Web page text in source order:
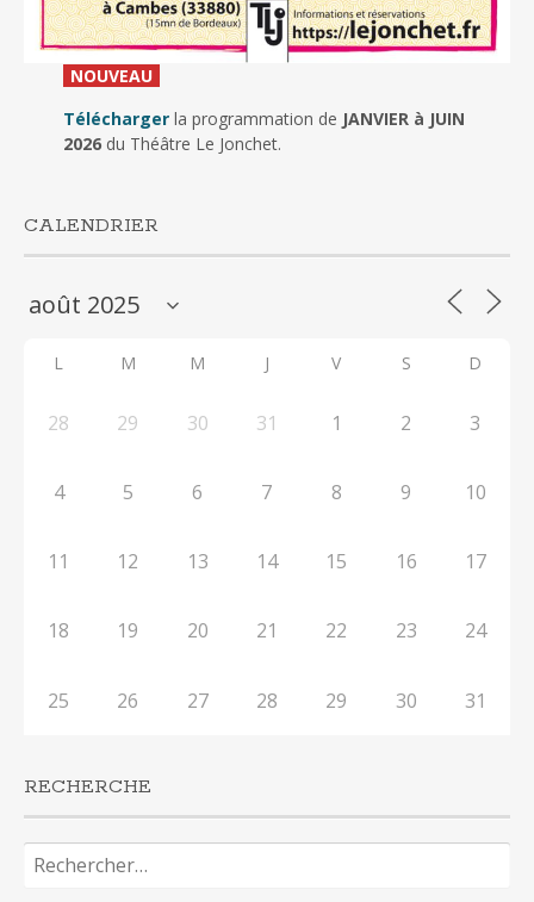
NOUVEAU_
Télécharger la programmation de JANVIER à JUIN
2026du Théâtre Le Jonchet.
CALENDRIER
L M M J V S D
28 29 30 31 1 2 3
4 5 6 7 8 9 10
11 12 13 14 15 16 17
18 19 20 21 22 23 24
25 26 27 28 29 30 31
RECHERCHE
Rechercher :